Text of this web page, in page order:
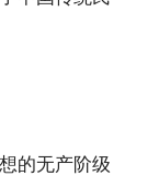
的无产阶级